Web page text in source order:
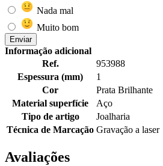
Nada mal
Muito bom
Enviar
Informação adicional
Ref.
953988
Espessura (mm)
1
Cor
Prata Brilhante
Material superfície
Aço
Tipo de artigo
Joalharia
Técnica de Marcação Gravação a laser
Avaliações